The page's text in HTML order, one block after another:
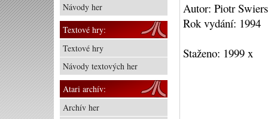
Autor: Piotr
Rok vydání: 1994
Staženo: 1999 x
Návody her
Textové hry:
Textové hry
Návody textových her
Atari archív:
Archív her